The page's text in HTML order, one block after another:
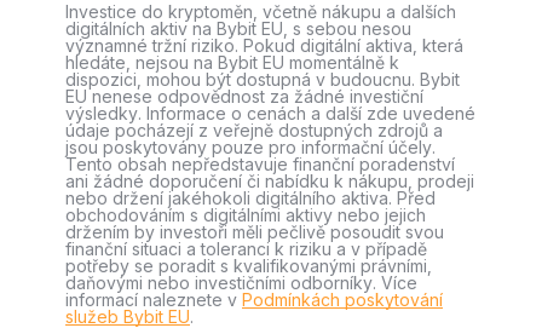
Investice do kryptoměn, včetně nákupu a dalších
digitálních aktiv na Bybit EU, s sebou nesou
významné tržní riziko. Pokud digitální aktiva, která
hledáte, nejsou na Bybit EU momentálně k
dispozici, mohou být dostupná v budoucnu. Bybit
EU nenese odpovědnost za žádné investiční
výsledky. Informace o cenách a další zde uvedené
údaje pocházejí z veřejně dostupných zdrojů a
jsou poskytovány pouze pro informační účely.
Tento obsah nepředstavuje finanční poradenství
ani žádné doporučení či nabídku k nákupu, prodeji
nebo držení jakéhokoli digitálního aktiva. Před
obchodováním s digitálními aktivy nebo jejich
držením by investoři měli pečlivě posoudit svou
finanční situaci a toleranci k riziku a v případě
potřeby se poradit s kvalifikovanými právními,
daňovými nebo investičními odborníky. Více
informací naleznete v Podmínkách poskytování
služeb Bybit EU.